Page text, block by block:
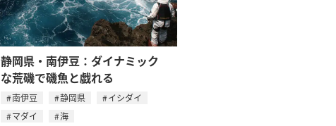
静岡県・南伊豆：ダイナミック
な荒磯で磯魚と戯れる
南伊豆 静岡県
イシダイ
マダイ
海